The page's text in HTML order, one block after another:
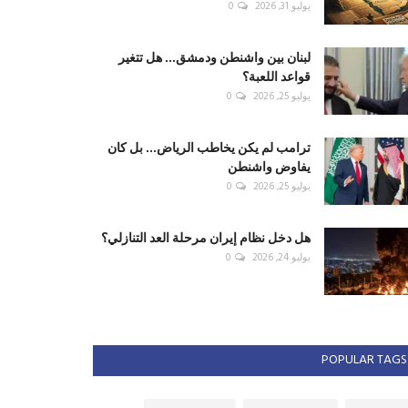
يوليو 31, 2026 0
لبنان بين واشنطن ودمشق... هل تتغير
قواعد اللعبة؟
يوليو 25, 2026 0
ترامب لم يكن يخاطب الرياض... بل كان
يفاوض واشنطن
يوليو 25, 2026 0
هل دخل نظام إيران مرحلة العد التنازلي؟
يوليو 24, 2026 0
POPULAR TAGS